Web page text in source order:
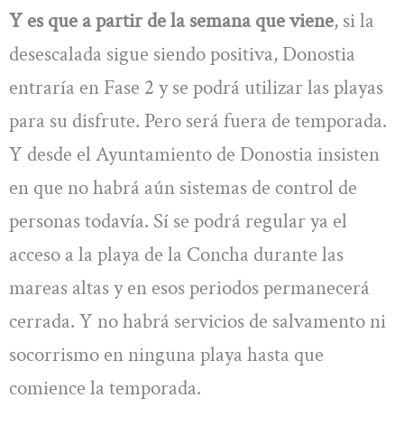
Y es que a partir de la semana que viene, si la
desescalada sigue siendo positiva, Donostia
entraría en Fase 2 y se podrá utilizar las playas
para su disfrute. Pero será fuera de temporada.
Y desde el Ayuntamiento de Donostia insisten
en que no habrá aún sistemas de control de
personas todavía. Sí se podrá regular ya el
acceso a la playa de la Concha durante las
mareas altas y en esos periodos permanecerá
cerrada. Y no habrá servicios de salvamento ni
socorrismo en ninguna playa hasta que
comience la temporada.